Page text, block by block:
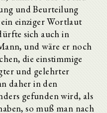
und Beurteilung
einziger Wortlaut
sich auch in
und wäre er noch
die einstimmige
und gelehrter
daher in den
gefunden wird, als
so muß man nach